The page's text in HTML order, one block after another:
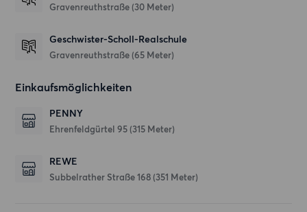
Gravenreuthstraße (30 Meter)
Geschwister-Scholl-Realschule
Gravenreuthstraße (65 Meter)
Einkaufsmöglichkeiten
PENNY
Ehrenfeldgürtel 95 (315 Meter)
REWE
Subbelrather Straße 168 (351 Meter)